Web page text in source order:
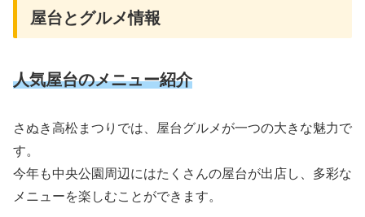
屋台とグルメ情報
人気屋台のメニュー紹介
さぬき高松まつりでは、屋台グルメが一つの大きな魅力で
す。
今年も中央公園周辺にはたくさんの屋台が出店し、多彩な
メニューを楽しむことができます。